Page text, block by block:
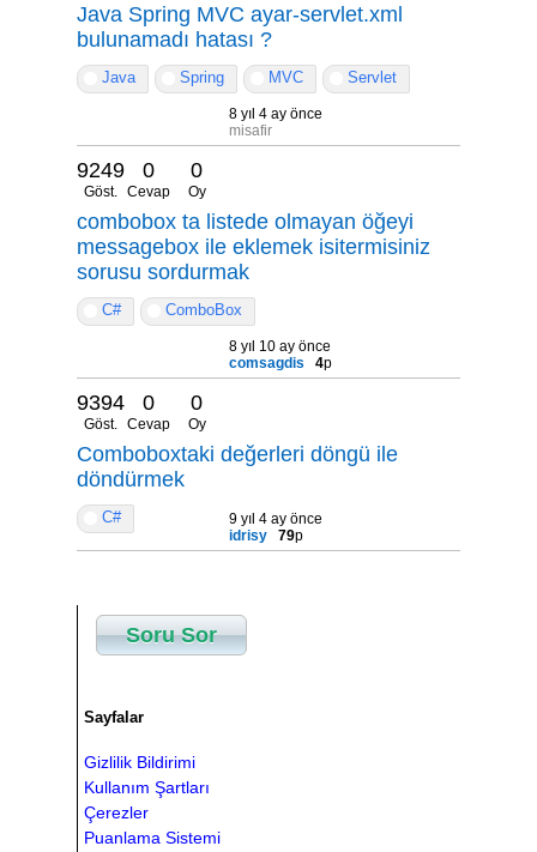
Java Spring MVC ayar-servlet.xml
bulunamadı hatası ?
Java Spring MVC Servlet
8 yıl 4 ay önce
misafir
9249
Göst.
0
Cevap
0
Oy
combobox ta listede olmayan öğeyi
messagebox ile eklemek isitermisiniz
sorusu sordurmak
C# ComboBox
8 yıl 10 ay önce
comsagdis
4p
9394
Göst.
0
Cevap
0
Oy
Comboboxtaki değerleri döngü ile
döndürmek
C#
9 yıl 4 ay önce
idrisy
79p
Soru Sor
Sayfalar
Gizlilik Bildirimi
Kullanım Şartları
Çerezler
Puanlama Sistemi